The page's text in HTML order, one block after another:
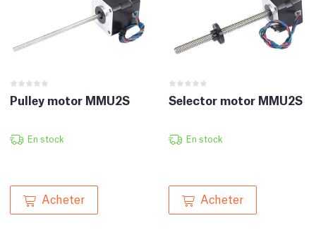
Pulley motor MMU2S
En stock
Acheter
Selector motor MMU2S
En stock
Acheter